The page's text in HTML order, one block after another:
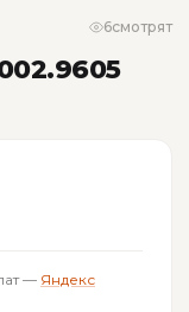
6смотрят
— Яндекс